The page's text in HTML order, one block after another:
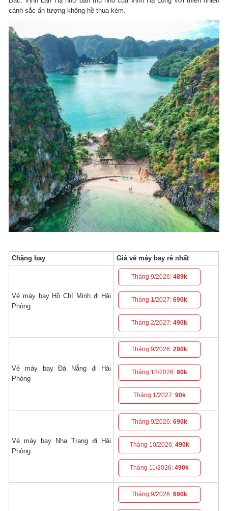
cảnh sắc ấn tượng không hề thua kém.
Chặng bay Giá vé máy bay rẻ nhất
Vé máy bay Hồ Chí Minh đi Hải
Phòng
Tháng 9/2026:489k
Tháng 1/2027:690k
Tháng 2/2027:490k
Vé máy bay Đà Nẵng đi Hải
Phòng
Tháng 9/2026:290k
Tháng 12/2026:90k
Tháng 1/2027: 90k
Vé máy bay Nha Trang đi Hải
Phòng
Tháng 9/2026:690k
Tháng 10/2026: 490k
Tháng 11/2026:490k
Tháng 9/2026:690k